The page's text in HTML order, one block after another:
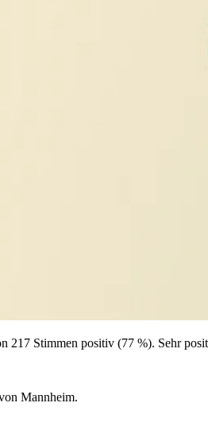
217 Stimmen positiv (77 %). Sehr
Mannheim.